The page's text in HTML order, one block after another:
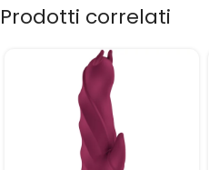
Prodotti correlati